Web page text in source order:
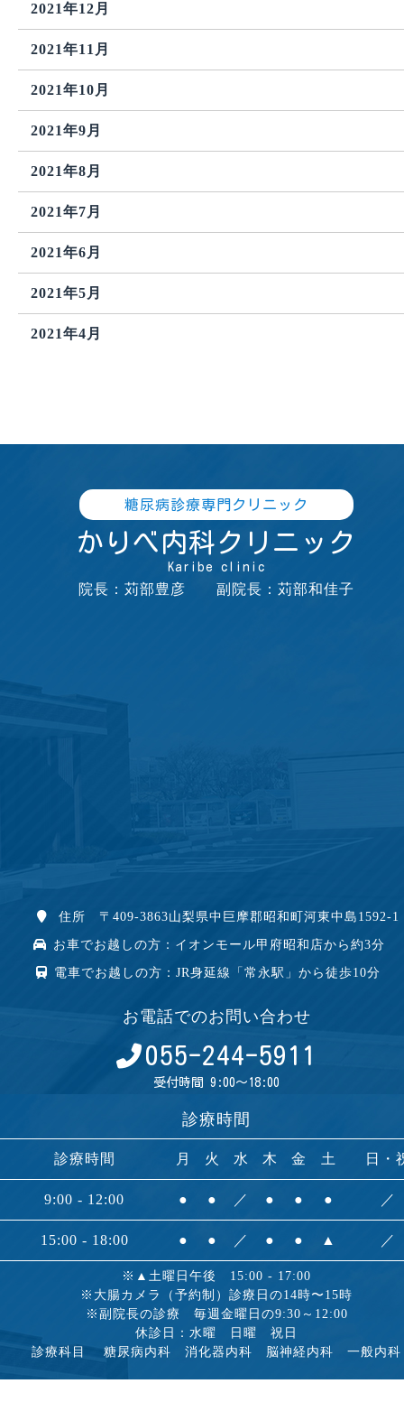
2021年12月
2021年11月
2021年10月
2021年9月
2021年8月
2021年7月
2021年6月
2021年5月
2021年4月
糖尿病診療専門クリニック
かりべ内科クリニック
Karibe clinic
院長：苅部豊彦 副院長：苅部和佳子
住所 〒409-3863山梨県中巨摩郡昭和町河東中島1592-1
お車でお越しの方：イオンモール甲府昭和店から約3分
電車でお越しの方：JR身延線「常永駅」から徒歩10分
お電話でのお問い合わせ
055-244-5911
受付時間 9:00～18:00
診療時間
診療時間 月 火 水 木 金 土 日・
9:00 - 12:00 ● ● ／ ● ● ● ／
15:00 - 18:00 ● ● ／ ● ● ▲ ／
※▲土曜日午後 15:00 - 17:00
※大腸カメラ（予約制）診療日の14時〜15時
※副院長の診療 毎週金曜日の9:30～12:00
休診日：水曜 日曜 祝日
診療科目 糖尿病内科 消化器内科 脳神経内科 一般内科